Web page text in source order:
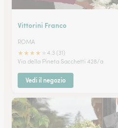
Vittorini Franco
ROMA
★★★★
4.3 (31)
Via della Pineta Sacchetti 428/a
Vedi il negozio